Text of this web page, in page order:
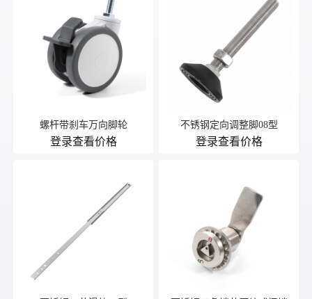
螺杆带刹车万向脚轮
登录查看价格
不锈钢定向调整脚08型
登录查看价格